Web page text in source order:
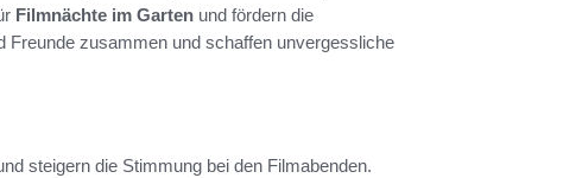
Filmnächte im Garten und fördern die
Freunde zusammen und schaffen unvergessliche
steigern die Stimmung bei den Filmabenden.